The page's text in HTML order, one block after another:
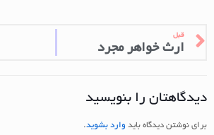
قبل
ارث خواهر مجرد
دیدگاهتان را بنویسید
برای نوشتن دیدگاه باید وارد بشوید.